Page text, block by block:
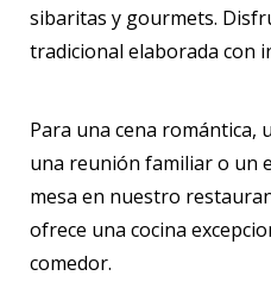
sibaritas y gourmets.
tradicional elaborada con
Para una cena romántica,
una reunión familiar o un
mesa en nuestro
ofrece una cocina
comedor.